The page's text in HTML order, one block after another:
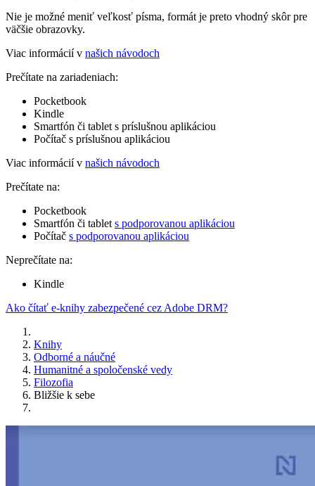
Nie je možné meniť veľkosť písma, formát je preto vhodný skôr pre
väčšie obrazovky.
Viac informácií v našich návodoch
Prečítate na zariadeniach:
Pocketbook
Kindle
Smartfón či tablet s príslušnou aplikáciou
Počítač s príslušnou aplikáciou
Viac informácií v našich návodoch
Prečítate na:
Pocketbook
Smartfón či tablet s podporovanou aplikáciou
Počítač s podporovanou aplikáciou
Neprečítate na:
Kindle
Ako čítať e-knihy zabezpečené cez Adobe DRM?
Knihy
Odborné a náučné
Humanitné a spoločenské vedy
Filozofia
Bližšie k sebe